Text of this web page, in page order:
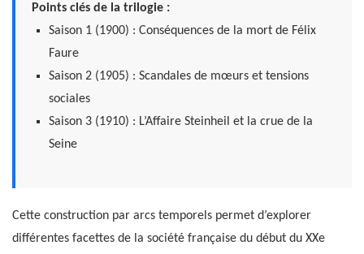
Points clés de la trilogie :
Saison 1 (1900) : Conséquences de la mort de Félix
Faure
Saison 2 (1905) : Scandales de mœurs et tensions
sociales
Saison 3 (1910) : L’Affaire Steinheil et la crue de la
Seine
Cette construction par arcs temporels permet d’explorer
différentes facettes de la société française du début du XXe